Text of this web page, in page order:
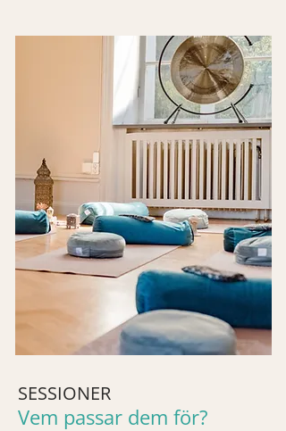
SESSIONER
Vem passar dem för?